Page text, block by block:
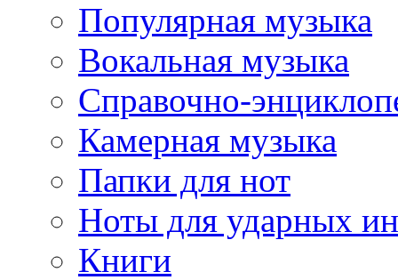
Популярная музыка
Вокальная музыка
Справочно-
Камерная музыка
Папки для нот
Ноты для ударных
Книги